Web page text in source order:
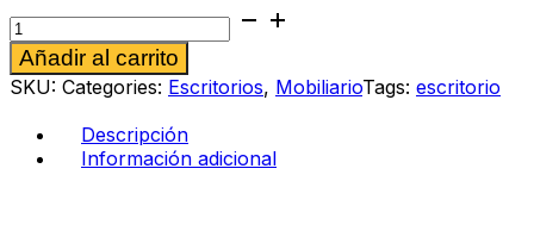
Escritorio
Negozio
795
color
ébano
cantidad
Añadir al carrito
SKU: Categories: Escritorios, MobiliarioTags: escritorio
Descripción
Información adicional